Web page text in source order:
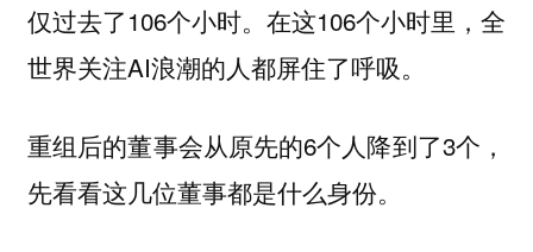
仅过去了106个小时。在这106个小时里，全
世界关注AI浪潮的人都屏住了呼吸。
重组后的董事会从原先的6个人降到了3个，
先看看这几位董事都是什么身份。